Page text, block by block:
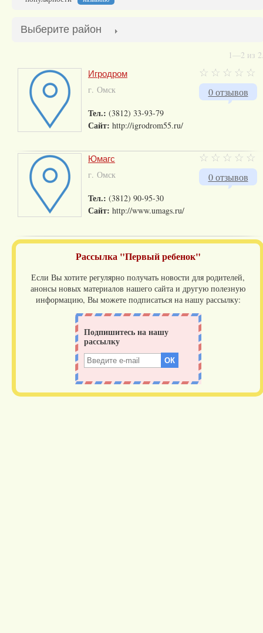
Выберите район
1—2 из
0 отзывов
Игродром
г. Омск
Тел.: (3812) 33-93-79
Сайт: http://igrodrom55.ru/
0 отзывов
Юмагс
г. Омск
Тел.: (3812) 90-95-30
Сайт: http://www.umags.ru/
Рассылка "Первый ребенок"
Если Вы хотите регулярно получать новости для родителей,
анонсы новых материалов нашего сайта и другую полезную
информацию, Вы можете подписаться на нашу рассылку: